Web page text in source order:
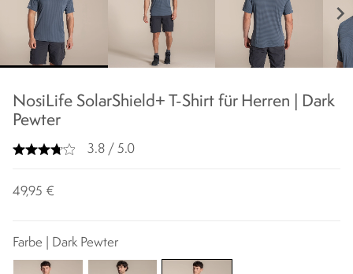
chevron_right
NosiLife SolarShield+ T-Shirt für Herren | Dark
Pewter
3.8 / 5.0
49,95 €
Farbe | Dark Pewter